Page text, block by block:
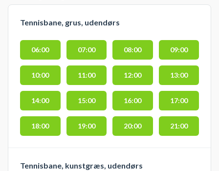
Tennisbane, grus, udendørs
06:00 07:00 08:00 09:00
10:00 11:00 12:00 13:00
14:00 15:00 16:00 17:00
18:00 19:00 20:00 21:00
Tennisbane, kunstgræs, udendørs